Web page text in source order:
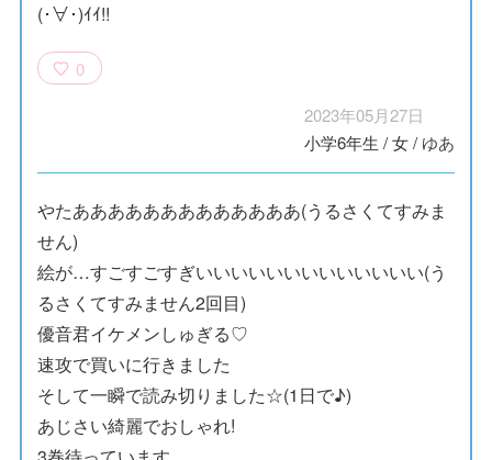
(･∀･)ｲｲ!!
0
2023年05月27日
小学6年生 /女/ ゆあ
やたあああああああああああああ(うるさくてすみま
せん)
絵が…すごすごすぎいいいいいいいいいいいいい(う
るさくてすみません2回目)
優音君イケメンしゅぎる♡
速攻で買いに行きました
そして一瞬で読み切りました☆(1日で♪)
あじさい綺麗でおしゃれ!